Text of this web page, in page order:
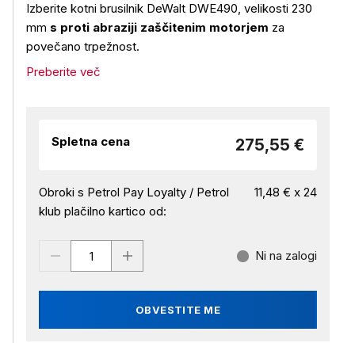
Izberite kotni brusilnik DeWalt DWE490, velikosti 230
mm s proti abraziji zaščitenim motorjem za
povečano trpežnost.
Preberite več
Spletna cena 275,55 €
Obroki s Petrol Pay Loyalty / Petrol
klub plačilno kartico od:
11,48 € x 24
OBVESTITE ME
Ni na zalogi